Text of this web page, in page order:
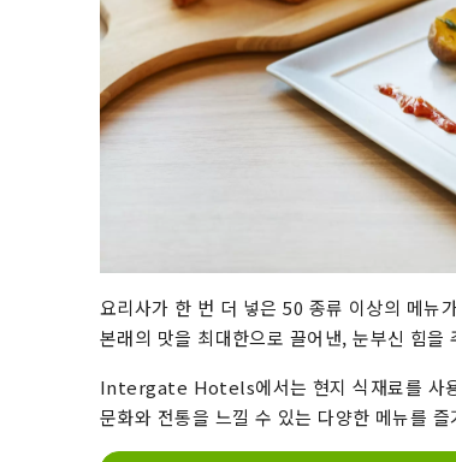
요리사가 한 번 더 넣은 50 종류 이상의 메뉴
본래의 맛을 최대한으로 끌어낸, 눈부신 힘
Intergate Hotels에서는 현지 식재료를 사
문화와 전통을 느낄 수 있는 다양한 메뉴를 즐